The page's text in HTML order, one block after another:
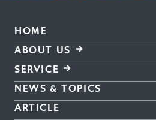
HOME
ABOUT US
SERVICE
NEWS & TOPICS
ARTICLE